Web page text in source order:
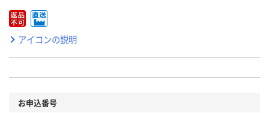
アイコンの説明
お申込番号